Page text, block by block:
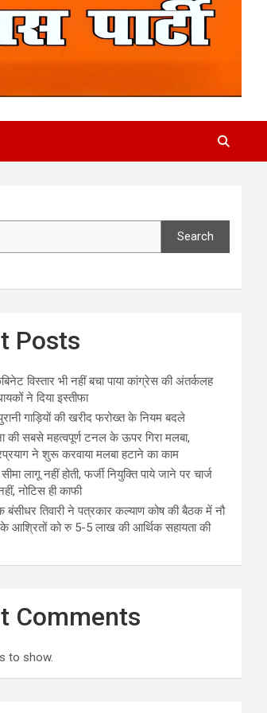
Search
Posts
विस्तार भी नहीं बचा पाया कांग्रेस की अंतर्कलह
ने दिया इस्तीफा
गाड़ियों की खरीद फरोख्त के नियम बदले
की सबसे महत्वपूर्ण टनल के ऊपर गिरा मलबा,
ने शुरू करवाया मलबा हटाने का काम
लागू नहीं होती, फर्जी नियुक्ति पाये जाने पर चार्ज
नोटिस ही काफी
बंसीधर तिवारी ने पत्रकार कल्याण कोष की बैठक में नौ
के आश्रितों को रु 5-5 लाख की आर्थिक सहायता की
Comments
to show.